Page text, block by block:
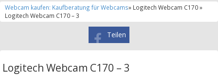
Webcam kaufen: Kaufberatung für Webcams» Logitech Webcam C170 »
Logitech Webcam C170 – 3
Teilen
Logitech Webcam C170 – 3